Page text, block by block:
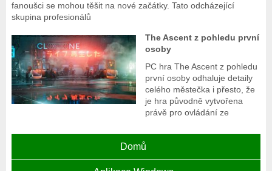
fanoušci se mohou těšit na nové začátky. Tato odcházející
skupina profesionálů
The Ascent z pohledu první
osoby
PC hra The Ascent z pohledu
první osoby odhaluje detaily
celého městečka i přesto, že
je hra původně vytvořena
právě pro ovládání ze
Domů